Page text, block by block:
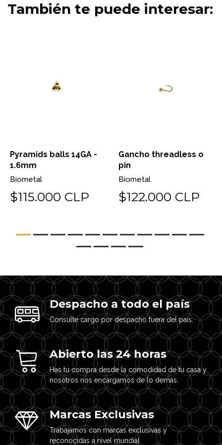
También te puede interesar:
Pyramids balls 14GA -
1.6mm
Biometal
$115.000 CLP
Gancho threadless o
pin
Biometal
$122.000 CLP
Despacho a todo el país
Consulte cargo por despacho fuera del país.
Abierto las 24 horas
Has tu compra desde la comodidad de tu casa y
nosotros nos encargamos de lo demás.
Marcas Exclusivas
Trabajamos con marcas exclusivas y
reconocidas a nivel mundial